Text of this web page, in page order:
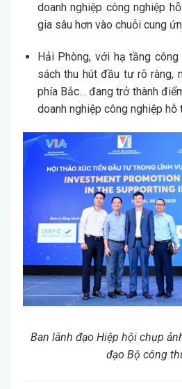
doanh nghiệp công nghiệp
gia sâu hơn vào chuỗi cung
Hải Phòng, với hạ tầng
sách thu hút đầu tư rõ ràng,
phía Bắc… đang trở thành
doanh nghiệp công nghiệp
Ban lãnh đạo Hiệp hội chụp
đạo Bộ công